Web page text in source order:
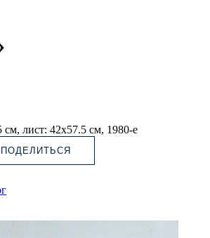
лист: 42х57.5 см, 1980-е
ПОДЕЛИТЬСЯ